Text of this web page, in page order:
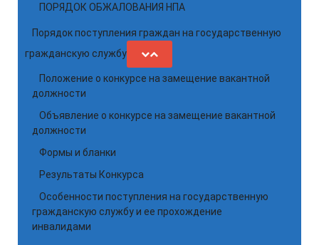
ПОРЯДОК ОБЖАЛОВАНИЯ НПА
Порядок поступления граждан на государственную
гражданскую службу
Положение о конкурсе на замещение вакантной
должности
Объявление о конкурсе на замещение вакантной
должности
Формы и бланки
Результаты Конкурса
Особенности поступления на государственную
гражданскую службу и ее прохождение
инвалидами